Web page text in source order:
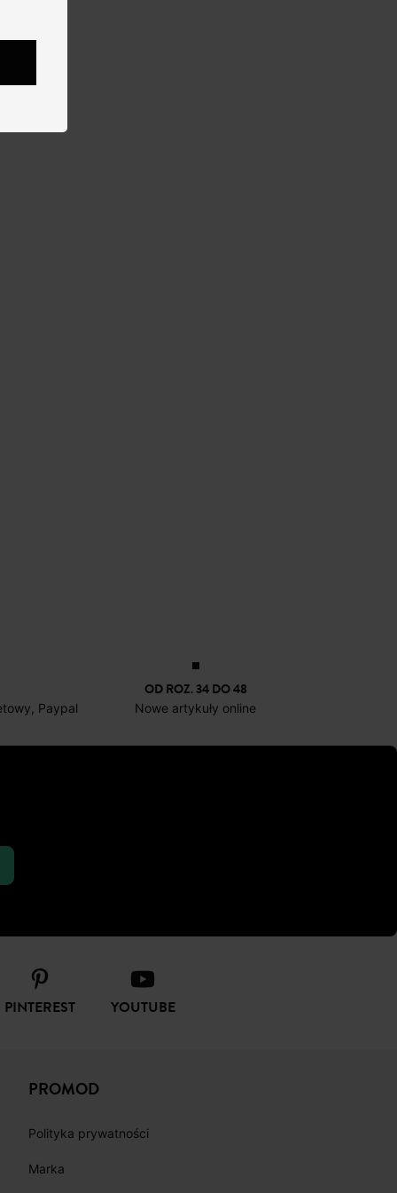
Paypal
OD ROZ. 34 DO 48
Nowe artykuły online
PINTEREST YOUTUBE
PROMOD
Polityka prywatności
Marka